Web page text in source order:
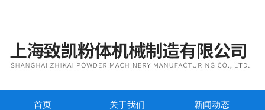
首页 关于我们 新闻动态